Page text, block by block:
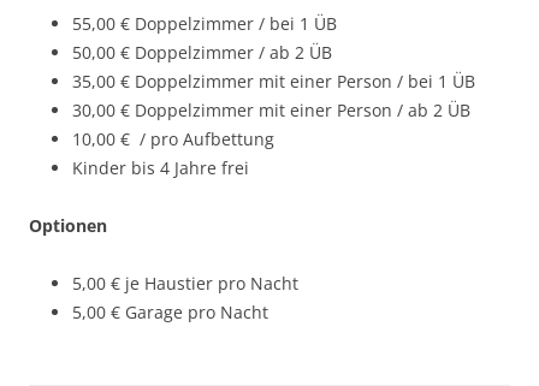
55,00 € Doppelzimmer / bei 1 ÜB
50,00 € Doppelzimmer / ab 2 ÜB
35,00 € Doppelzimmer mit einer Person / bei 1 ÜB
30,00 € Doppelzimmer mit einer Person / ab 2 ÜB
10,00 € / pro Aufbettung
Kinder bis 4 Jahre frei
Optionen
5,00 € je Haustier pro Nacht
5,00 € Garage pro Nacht